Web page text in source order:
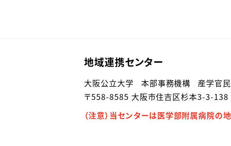
地域連携センター
大阪公立大学 本部事務機構 産学官民
〒558-8585 大阪市住吉区杉本3-3-138
（注意）当センターは医学部附属病院の